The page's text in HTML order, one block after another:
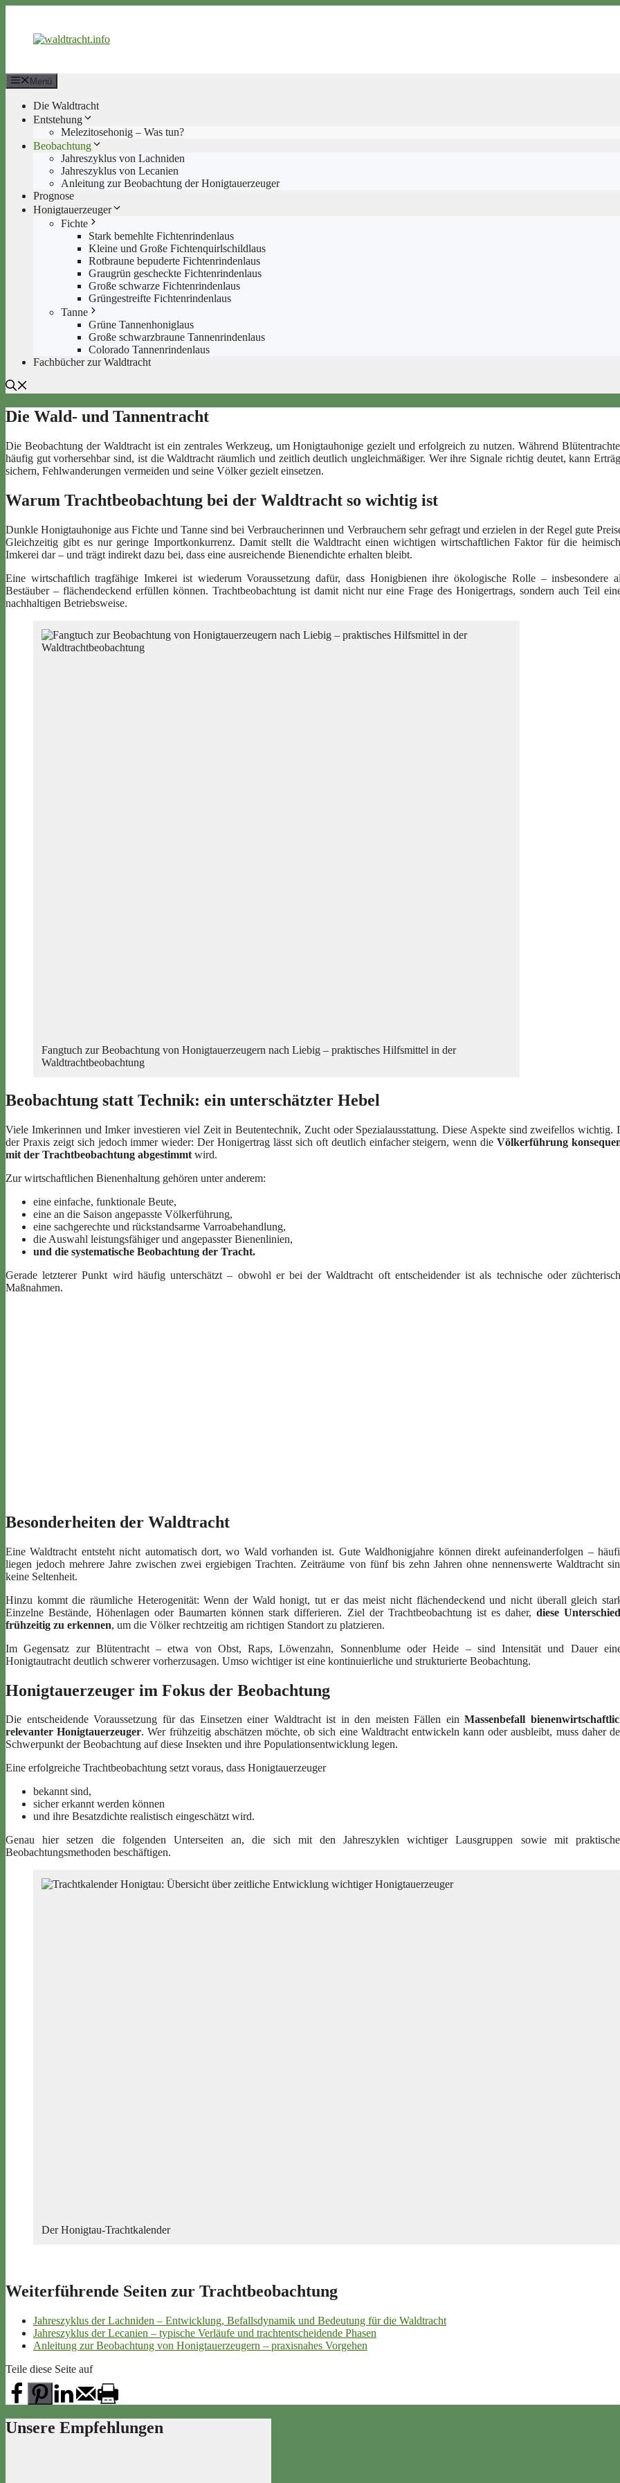
springen
Menü
Die Waldtracht
Entstehung
Melezitosehonig – Was tun?
Beobachtung
Jahreszyklus von Lachniden
Jahreszyklus von Lecanien
Anleitung zur Beobachtung der Honigtauerzeuger
Prognose
Honigtauerzeuger
Fichte
Stark bemehlte Fichtenrindenlaus
Kleine und Große Fichtenquirlschildlaus
Rotbraune bepuderte Fichtenrindenlaus
Graugrün gescheckte Fichtenrindenlaus
Große schwarze Fichtenrindenlaus
Grüngestreifte Fichtenrindenlaus
Tanne
Grüne Tannenhoniglaus
Große schwarzbraune Tannenrindenlaus
Colorado Tannenrindenlaus
Fachbücher zur Waldtracht
Die Wald- und Tannentracht
Die Beobachtung der Waldtracht ist ein zentrales Werkzeug, um Honigtauhonige gezielt und erfolgreich zu nutzen. Während
häufig gut vorhersehbar sind, ist die Waldtracht räumlich und zeitlich deutlich ungleichmäßiger. Wer ihre Signale richtig deutet, kann
sichern, Fehlwanderungen vermeiden und seine Völker gezielt einsetzen.
Warum Trachtbeobachtung bei der Waldtracht so wichtig ist
Dunkle Honigtauhonige aus Fichte und Tanne sind bei Verbraucherinnen und Verbrauchern sehr gefragt und erzielen in der Regel gute
Gleichzeitig gibt es nur geringe Importkonkurrenz. Damit stellt die Waldtracht einen wichtigen wirtschaftlichen Faktor für die
Imkerei dar – und trägt indirekt dazu bei, dass eine ausreichende Bienendichte erhalten bleibt.
Eine wirtschaftlich tragfähige Imkerei ist wiederum Voraussetzung dafür, dass Honigbienen ihre ökologische Rolle – insbesondere
Bestäuber – flächendeckend erfüllen können. Trachtbeobachtung ist damit nicht nur eine Frage des Honigertrags, sondern auch Teil
nachhaltigen Betriebsweise.
Fangtuch zur Beobachtung von Honigtauerzeugern nach Liebig – praktisches Hilfsmittel in der
Waldtrachtbeobachtung
Beobachtung statt Technik: ein unterschätzter Hebel
Viele Imkerinnen und Imker investieren viel Zeit in Beutentechnik, Zucht oder Spezialausstattung. Diese Aspekte sind zweifellos wichtig.
der Praxis zeigt sich jedoch immer wieder: Der Honigertrag lässt sich oft deutlich einfacher steigern, wenn dieVölkerführung
mit der Trachtbeobachtung abgestimmt wird.
Zur wirtschaftlichen Bienenhaltung gehören unter anderem:
eine einfache, funktionale Beute,
eine an die Saison angepasste Völkerführung,
eine sachgerechte und rückstandsarme Varroabehandlung,
die Auswahl leistungsfähiger und angepasster Bienenlinien,
und die systematische Beobachtung der Tracht.
Gerade letzterer Punkt wird häufig unterschätzt – obwohl er bei der Waldtracht oft entscheidender ist als technische oder
Maßnahmen.
Besonderheiten der Waldtracht
Eine Waldtracht entsteht nicht automatisch dort, wo Wald vorhanden ist. Gute Waldhonigjahre können direkt aufeinanderfolgen –
liegen jedoch mehrere Jahre zwischen zwei ergiebigen Trachten. Zeiträume von fünf bis zehn Jahren ohne nennenswerte Waldtracht
keine Seltenheit.
Hinzu kommt die räumliche Heterogenität: Wenn der Wald honigt, tut er das meist nicht flächendeckend und nicht überall gleich
Einzelne Bestände, Höhenlagen oder Baumarten können stark differieren. Ziel der Trachtbeobachtung ist es daher, diese
frühzeitig zu erkennen, um die Völker rechtzeitig am richtigen Standort zu platzieren.
Im Gegensatz zur Blütentracht – etwa von Obst, Raps, Löwenzahn, Sonnenblume oder Heide – sind Intensität und Dauer
Honigtautracht deutlich schwerer vorherzusagen. Umso wichtiger ist eine kontinuierliche und strukturierte Beobachtung.
Honigtauerzeuger im Fokus der Beobachtung
Die entscheidende Voraussetzung für das Einsetzen einer Waldtracht ist in den meisten Fällen einMassenbefall
relevanter Honigtauerzeuger. Wer frühzeitig abschätzen möchte, ob sich eine Waldtracht entwickeln kann oder ausbleibt, muss daher
Schwerpunkt der Beobachtung auf diese Insekten und ihre Populationsentwicklung legen.
Eine erfolgreiche Trachtbeobachtung setzt voraus, dass Honigtauerzeuger
bekannt sind,
sicher erkannt werden können
und ihre Besatzdichte realistisch eingeschätzt wird.
Genau hier setzen die folgenden Unterseiten an, die sich mit den Jahreszyklen wichtiger Lausgruppen sowie mit
Beobachtungsmethoden beschäftigen.
Der Honigtau-Trachtkalender
Weiterführende Seiten zur Trachtbeobachtung
Jahreszyklus der Lachniden – Entwicklung, Befallsdynamik und Bedeutung für die Waldtracht
Jahreszyklus der Lecanien – typische Verläufe und trachtentscheidende Phasen
Anleitung zur Beobachtung von Honigtauerzeugern – praxisnahes Vorgehen
Teile diese Seite auf
Unsere Empfehlungen